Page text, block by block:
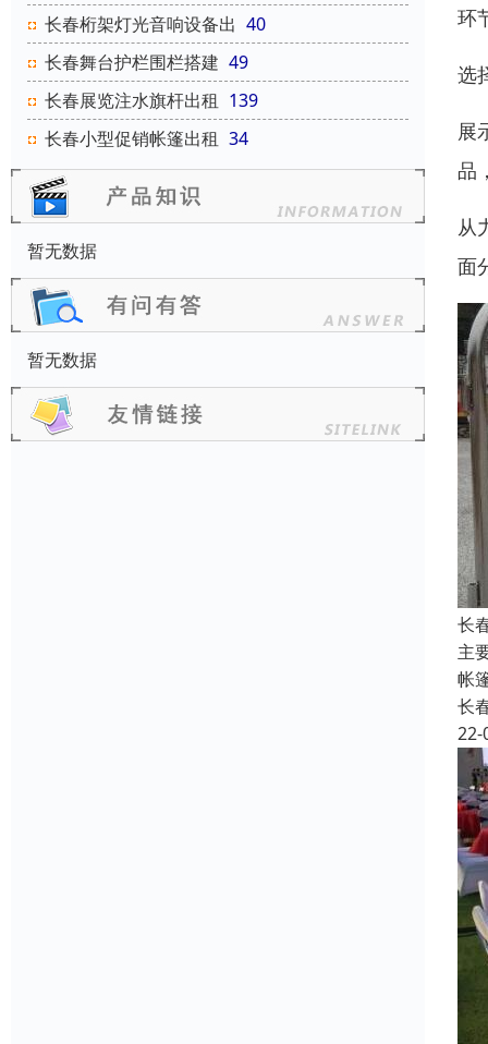
长春桁架灯光音响设备出 40
长春舞台护栏围栏搭建 49
长春展览注水旗杆出租 139
长春小型促销帐篷出租 34
暂无数据
暂无数据
环
选
展
品
从
面
长
主
帐
长
22-